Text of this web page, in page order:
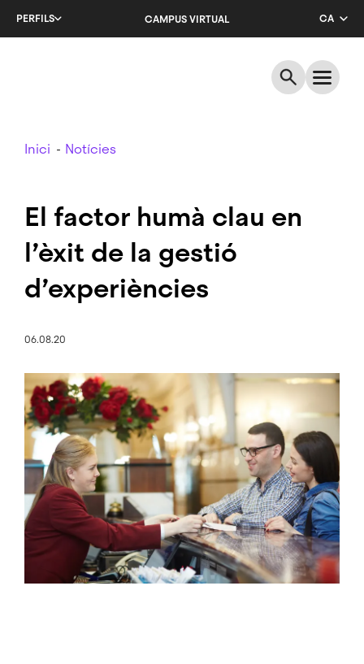
PERFILS CAMPUS VIRTUAL
CA
ES
Breadcrumb
Inici Notícies
El factor humà clau en
l’èxit de la gestió
d’experiències
06.08.20
Imatge